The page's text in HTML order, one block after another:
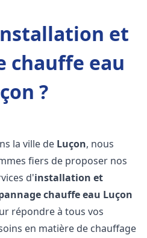
et
chauffe eau
?
la ville de Luçon, nous
fiers de proposer nos
d'installation et
chauffe eau Luçon
répondre à tous vos
en matière de chauffage